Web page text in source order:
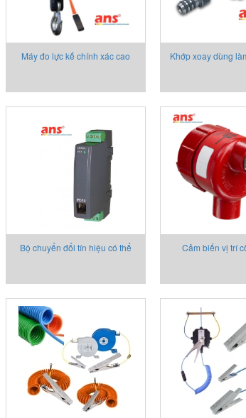
Máy đo lực kế chính xác cao
dynamometer 160E Ados
Khớp xoay dùng
series,1139
Bộ chuyển đổi tín hiệu có thể
Cảm biến vị trí